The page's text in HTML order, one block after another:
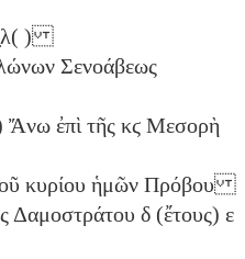
)
Σενοάβεως
Ἄνω ἐπὶ τῆς κϛ Μεσορὴ
κυρίου ἡμῶν Πρόβου
Δαμοστράτου δ (ἔτους) ε